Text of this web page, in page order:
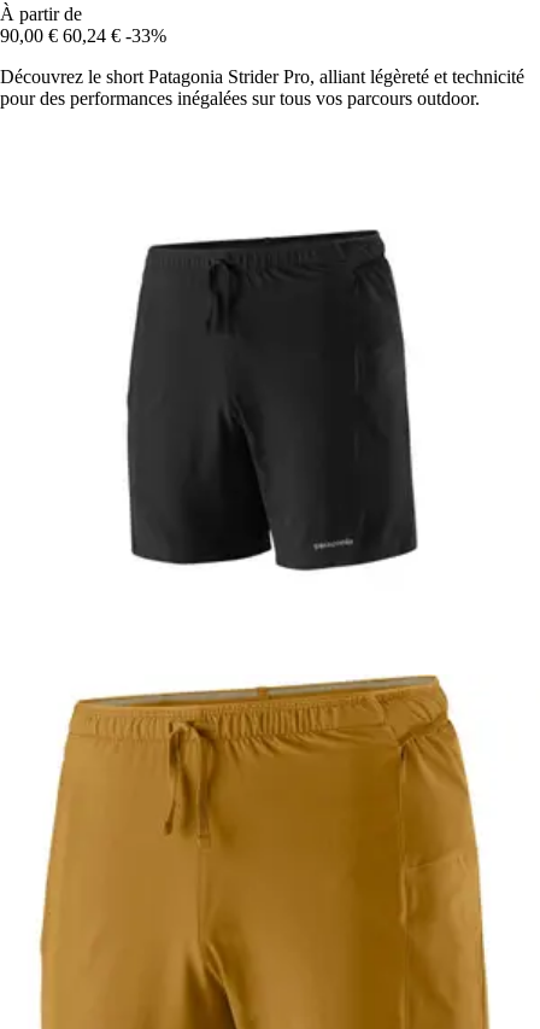
À partir de
90,00 € 60,24 € -33%
Découvrez le short Patagonia Strider Pro, alliant légèreté et technicité
pour des performances inégalées sur tous vos parcours outdoor.